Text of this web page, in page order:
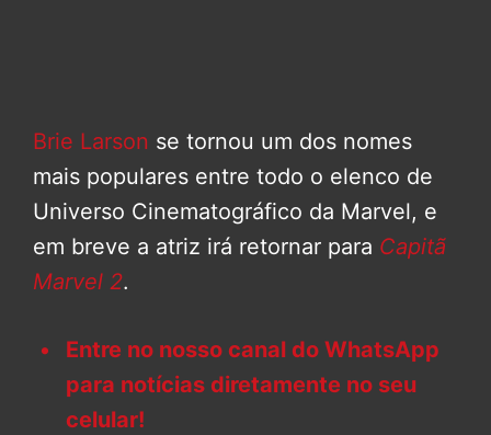
Brie Larson se tornou um dos nomes
mais populares entre todo o elenco de
Universo Cinematográfico da Marvel, e
em breve a atriz irá retornar para Capitã
Marvel 2.
Entre no nosso canal do WhatsApp
para notícias diretamente no seu
celular!